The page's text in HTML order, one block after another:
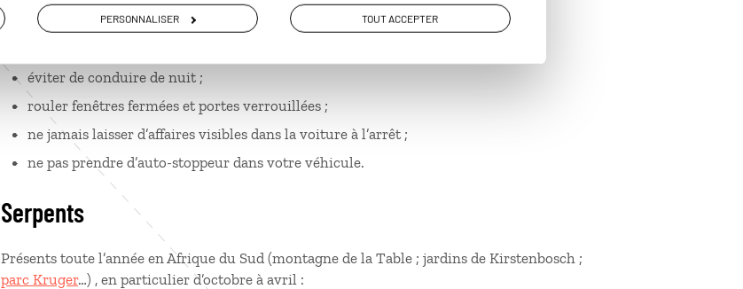
PERSONNALISER TOUT ACCEPTER
quelques règles de sécurité pour éviter les problèmes :
éviter de conduire de nuit ;
rouler fenêtres fermées et portes verrouillées ;
ne jamais laisser d’affaires visibles dans la voiture à l’arrêt ;
ne pas prendre d’auto-stoppeur dans votre véhicule.
Serpents
Présents toute l’année en Afrique du Sud (montagne de la Table ; jardins de Kirstenbosch ;
parc Kruger…) , en particulier d’octobre à avril :